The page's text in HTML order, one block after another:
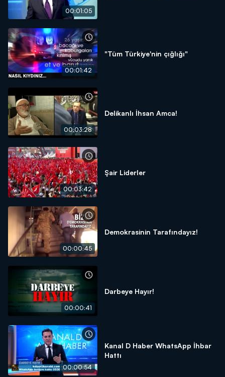
00:01:05
00:01:42
"Tüm Türkiye'nin çığlığı"
00:03:28
Delikanlı İhsan Amca!
00:03:42
Şair Liderler
00:00:45
Demokrasinin Tarafındayız!
00:00:41
Darbeye Hayır!
00:00:54
Kanal D Haber WhatsApp İhbar
Hattı